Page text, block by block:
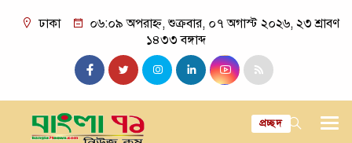
ঢাকা
০৬:০৯ অপরাহ্ন, শুক্রবার, ০৭ অগাস্ট ২০২৬, ২৩ শ্রাবণ
১৪৩৩ বঙ্গাব্দ
প্রচ্ছদ